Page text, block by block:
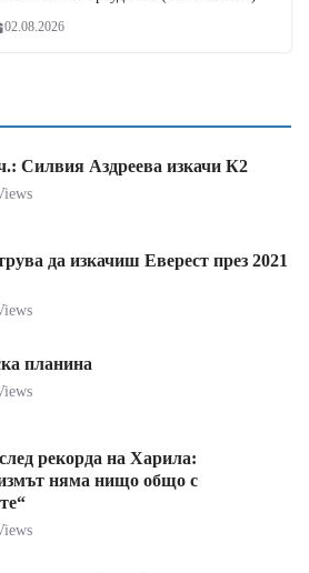
02.08.2026
Силвия Аздреева изкачи К2
да изкачиш Еверест през 2021
планина
рекорда на Харила:
няма нищо общо с